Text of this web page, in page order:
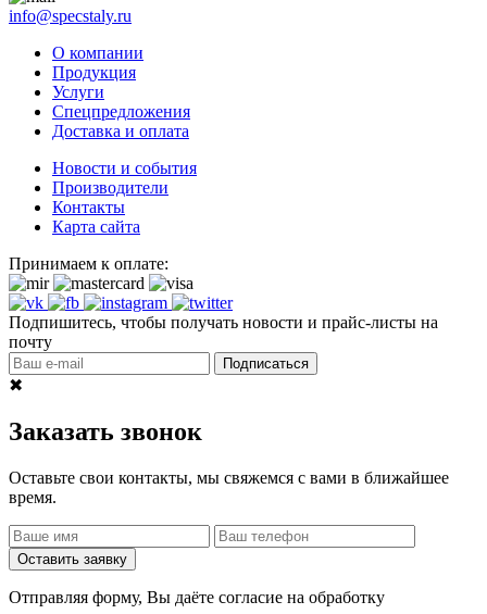
info@specstaly.ru
О компании
Продукция
Услуги
Спецпредложения
Доставка и оплата
Новости и события
Производители
Контакты
Карта сайта
Принимаем к оплате:
Подпишитесь, чтобы получать новости и прайс-листы на
почту
Подписаться
✖
Заказать звонок
Оставьте свои контакты, мы свяжемся с вами в ближайшее
время.
Оставить заявку
Отправляя форму, Вы даёте согласие на обработку